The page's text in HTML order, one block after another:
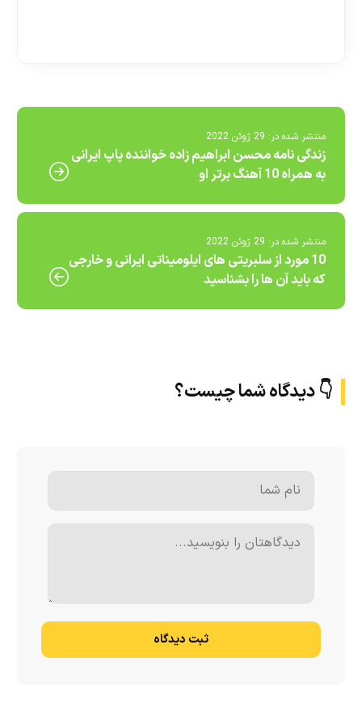
منتشر شده در: 29 ژوئن 2022
زندگی نامه محسن ابراهیم زاده خواننده پاپ ایرانی
به همراه 10 آهنگ برتر او
منتشر شده در: 29 ژوئن 2022
10 مورد از سلبریتی های ایلومیناتی ایرانی و خارجی
که باید آن ها را بشناسید
👇 دیدگاه شما چیست؟
ثبت دیدگاه